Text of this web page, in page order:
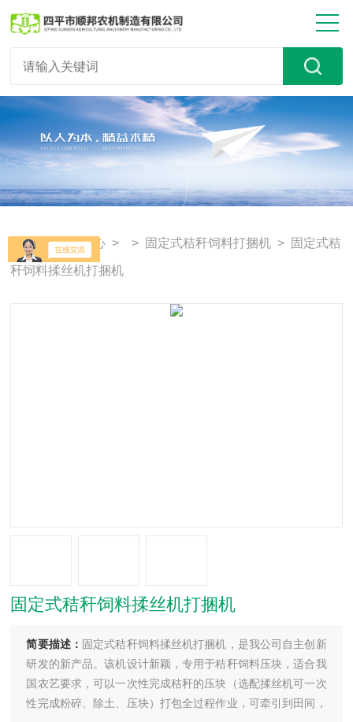
首页 >产品中心 > > 固定式秸秆饲料打捆机 > 固定式秸
秆饲料揉丝机打捆机
固定式秸秆饲料揉丝机打捆机
简要描述： 固定式秸秆饲料揉丝机打捆机，是我公司自主创新
研发的新产品。该机设计新颖，专用于秸秆饲料压块，适合我
国农艺要求，可以一次性完成秸秆的压块（选配揉丝机可一次
性完成粉碎、除土、压块）打包全过程作业，可牵引到田间，